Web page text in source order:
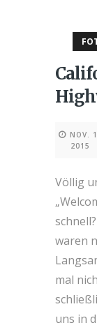
NOV.
2015
Völlig
waren
mal
uns in